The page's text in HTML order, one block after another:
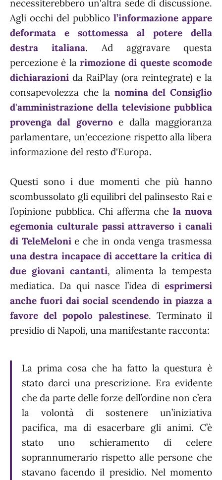
necessiterebbero un'altra sede di discussione.
Agli occhi del pubblico l’informazione appare
deformata e sottomessa al potere della
destra italiana. Ad aggravare questa
percezione è la rimozione di queste scomode
dichiarazioni da RaiPlay (ora reintegrate) e la
consapevolezza che la nomina del Consiglio
d'amministrazione della televisione pubblica
provenga dal governoe dalla maggioranza
parlamentare, un'eccezione rispetto alla libera
informazione del resto d'Europa.
Questi sono i due momenti che più hanno
scombussolato gli equilibri del palinsesto Rai e
l’opinione pubblica. Chi afferma chela nuova
egemonia culturale passi attraverso i canali
di TeleMelonie che in onda venga trasmessa
una destra incapace di accettare la critica di
due giovani cantanti, alimenta la tempesta
mediatica. Da qui nasce l’idea di esprimersi
anche fuori dai social scendendo in piazza a
favore del popolo palestinese. Terminato il
presidio di Napoli, una manifestante racconta:
La prima cosa che ha fatto la questura è
stato darci una prescrizione. Era evidente
che da parte delle forze dell’ordine non c’era
la volontà di sostenere un’iniziativa
pacifica, ma di esacerbare gli animi. C’è
stato uno schieramento di celere
soprannumerario rispetto alle persone che
stavano facendo il presidio. Nel momento